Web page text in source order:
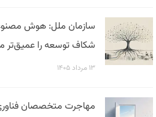
سازمان ملل: هوش
شکاف توسعه را عمیق‌تر
۱۳ مرداد ۱۴۰۵
مهاجرت متخصصان